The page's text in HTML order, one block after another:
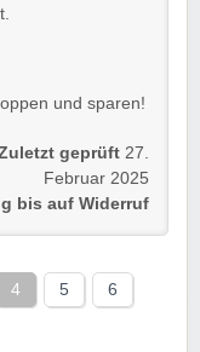
und sparen!
geprüft 27.
Februar 2025
bis auf Widerruf
4 5 6